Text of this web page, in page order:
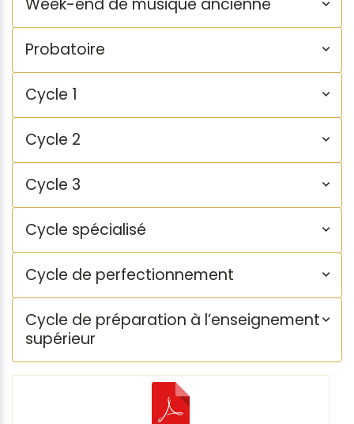
Probatoire
Cycle 1
Cycle 2
Cycle 3
Cycle spécialisé
Cycle de perfectionnement
Cycle de préparation à l’enseignement
supérieur